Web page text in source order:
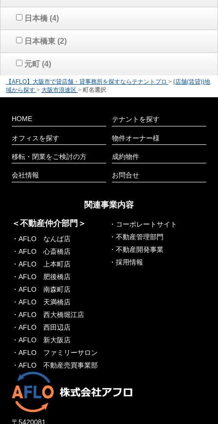
日本橋 (4)
日本橋東 (2)
元町 (4)
【AFLO】大阪市で貸店舗・貸事務所を探すならテナントプロ > (店舗(賃貸))地
域から探す > 大阪市浪速区 > 町名選択
HOME
オフィスを探す
移転・閉業をご検討の方
会社情報
テナントを探す
物件オーナー様
成約物件
お問合せ
関連事業内容
＜不動産仲介部門＞
・AFLO なんば店
・AFLO 心斎橋店
・AFLO 上本町店
・AFLO 肥後橋店
・AFLO 南森町店
・AFLO 天満橋店
・AFLO 西大橋堀江店
・AFLO 西田辺店
・AFLO 新大阪店
・AFLO ファミリーサロン
・AFLO 不動産売買事業部
・コーポレートサイト
・不動産管理部門
・不動産開発事業
・採用情報
〒5420081